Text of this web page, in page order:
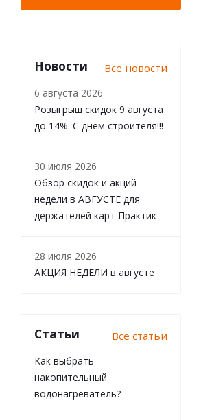
Новости Все новости
6 августа 2026
Розыгрыш скидок 9 августа
до 14%. С днем строителя!!!
30 июля 2026
Обзор скидок и акций
недели в АВГУСТЕ для
держателей карт Практик
28 июля 2026
АКЦИЯ НЕДЕЛИ в августе
Статьи Все статьи
Как выбрать
накопительный
водонагреватель?